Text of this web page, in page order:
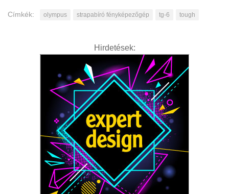
Címkék: olympus strapabíró fényképezőgép tg-6 tough
Hirdetések: